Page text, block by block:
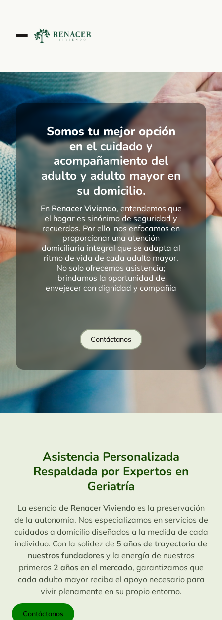
Somos tu mejor opción
en el cuidado y
acompañamiento del
adulto y adulto mayor en
su domicilio.
En Renacer Viviendo, entendemos que
el hogar es sinónimo de seguridad y
recuerdos. Por ello, nos enfocamos en
proporcionar una atención
domiciliaria integral que se adapta al
ritmo de vida de cada adulto mayor.
No solo ofrecemos asistencia;
brindamos la oportunidad de
envejecer con dignidad y compañía
Contáctanos
Asistencia Personalizada
Respaldada por Expertos en
Geriatría
La esencia de Renacer Viviendo es la preservación
de la autonomía. Nos especializamos en servicios de
cuidados a domicilio diseñados a la medida de cada
individuo. Con la solidez de 5 años de trayectoria de
nuestros fundadoresy la energía de nuestros
primeros 2 años en el mercado, garantizamos que
cada adulto mayor reciba el apoyo necesario para
vivir plenamente en su propio entorno.
Contáctanos